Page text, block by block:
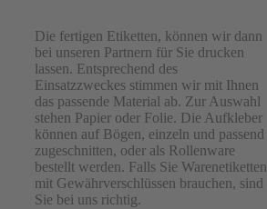
Die fertigen Etiketten, können wir dann
bei unseren Partnern für Sie drucken
lassen. Entsprechend des
Einsatzzweckes stimmen wir mit Ihnen
das passende Material ab. Zur Auswahl
stehen Papier oder Folie. Die Aufkleber
können auf Bögen, einzeln und passend
zugeschnitten, oder als Rollenware
bestellt werden. Falls Sie Warenetiketten
mit Gewährverschlüssen brauchen, sind
Sie bei uns richtig.